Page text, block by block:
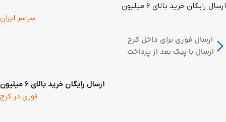
ارسال رایگان خرید بالای 6 میلیون
سراسر ایران
ارسال فوری برای داخل کرج
ارسال با پیک بعد از پرداخت
ارسال رایگان خرید بالای 6 میلیون
فوری در کرج